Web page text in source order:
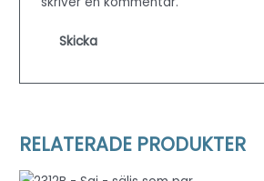
RELATERADE PRODUKTER